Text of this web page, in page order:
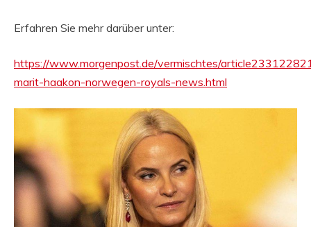
Erfahren Sie mehr darüber unter:
https://www.morgenpost.de/vermischtes/
marit-haakon-norwegen-royals-news.html